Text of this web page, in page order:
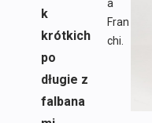
a
Fran
chi.
k
krótkich
po
długie z
falbana